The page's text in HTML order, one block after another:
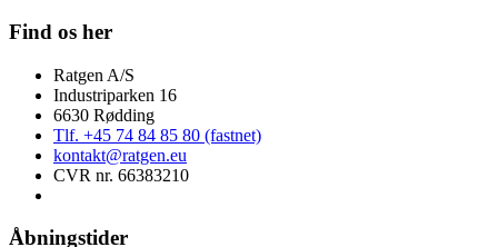
Find os her
Ratgen A/S
Industriparken 16
6630 Rødding
Tlf. +45 74 84 85 80 (fastnet)
kontakt@ratgen.eu
CVR nr. 66383210
Åbningstider